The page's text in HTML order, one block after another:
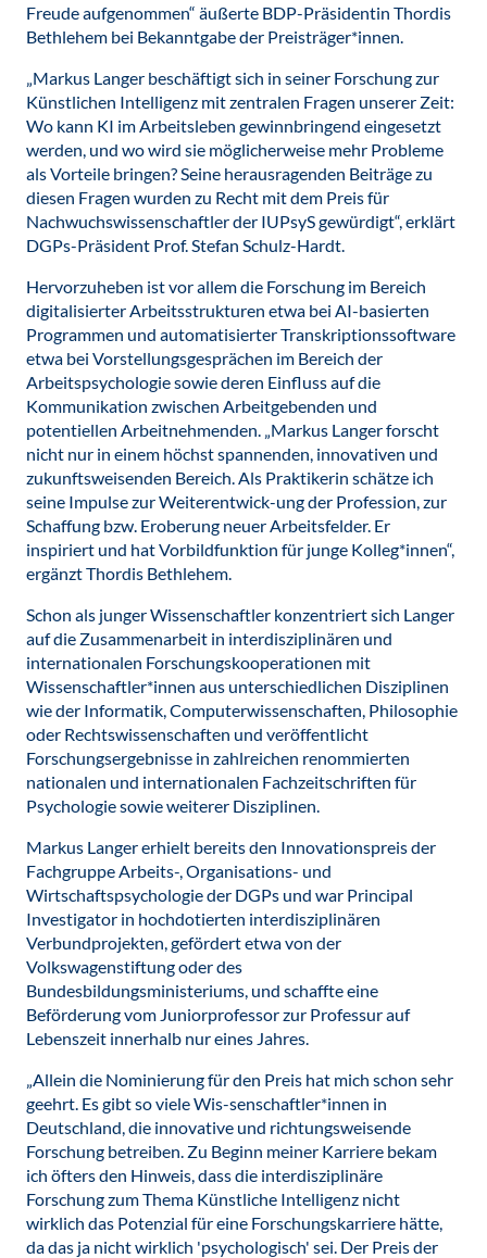
Freude aufgenommen“ äußerte BDP-Präsidentin Thordis
Bethlehem bei Bekanntgabe der Preisträger*innen.
„Markus Langer beschäftigt sich in seiner Forschung zur
Künstlichen Intelligenz mit zentralen Fragen unserer Zeit:
Wo kann KI im Arbeitsleben gewinnbringend eingesetzt
werden, und wo wird sie möglicherweise mehr Probleme
als Vorteile bringen? Seine herausragenden Beiträge zu
diesen Fragen wurden zu Recht mit dem Preis für
Nachwuchswissenschaftler der IUPsyS gewürdigt“, erklärt
DGPs-Präsident Prof. Stefan Schulz-Hardt.
Hervorzuheben ist vor allem die Forschung im Bereich
digitalisierter Arbeitsstrukturen etwa bei AI-basierten
Programmen und automatisierter Transkriptionssoftware
etwa bei Vorstellungsgesprächen im Bereich der
Arbeitspsychologie sowie deren Einfluss auf die
Kommunikation zwischen Arbeitgebenden und
potentiellen Arbeitnehmenden. „Markus Langer forscht
nicht nur in einem höchst spannenden, innovativen und
zukunftsweisenden Bereich. Als Praktikerin schätze ich
seine Impulse zur Weiterentwick-ung der Profession, zur
Schaffung bzw. Eroberung neuer Arbeitsfelder. Er
inspiriert und hat Vorbildfunktion für junge Kolleg*innen“,
ergänzt Thordis Bethlehem.
Schon als junger Wissenschaftler konzentriert sich Langer
auf die Zusammenarbeit in interdisziplinären und
internationalen Forschungskooperationen mit
Wissenschaftler*innen aus unterschiedlichen Disziplinen
wie der Informatik, Computerwissenschaften, Philosophie
oder Rechtswissenschaften und veröffentlicht
Forschungsergebnisse in zahlreichen renommierten
nationalen und internationalen Fachzeitschriften für
Psychologie sowie weiterer Disziplinen.
Markus Langer erhielt bereits den Innovationspreis der
Fachgruppe Arbeits-, Organisations- und
Wirtschaftspsychologie der DGPs und war Principal
Investigator in hochdotierten interdisziplinären
Verbundprojekten, gefördert etwa von der
Volkswagenstiftung oder des
Bundesbildungsministeriums, und schaffte eine
Beförderung vom Juniorprofessor zur Professur auf
Lebenszeit innerhalb nur eines Jahres.
„Allein die Nominierung für den Preis hat mich schon sehr
geehrt. Es gibt so viele Wis-senschaftler*innen in
Deutschland, die innovative und richtungsweisende
Forschung betreiben. Zu Beginn meiner Karriere bekam
ich öfters den Hinweis, dass die interdisziplinäre
Forschung zum Thema Künstliche Intelligenz nicht
wirklich das Potenzial für eine Forschungskarriere hätte,
da das ja nicht wirklich 'psychologisch' sei. Der Preis der